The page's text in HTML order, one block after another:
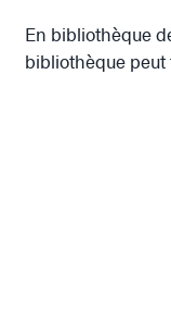
En bibliothèque
bibliothèque